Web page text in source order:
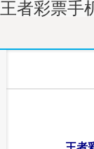
王者彩票手